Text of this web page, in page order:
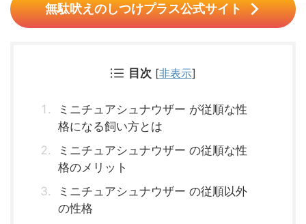
無駄吠えのしつけプラス公式サイト
目次 [非表示]
ミニチュアシュナウザー が従順な性
格になる飼い方とは
ミニチュアシュナウザー の従順な性
格のメリット
ミニチュアシュナウザー の従順以外
の性格